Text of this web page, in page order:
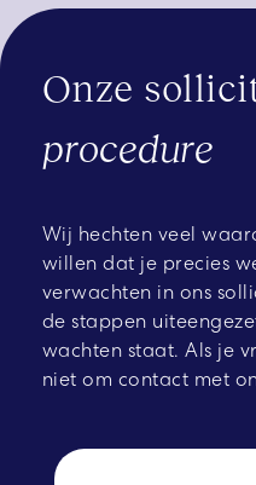
Onze
procedure
Wij hechten veel
willen dat je precies
verwachten in ons
de stappen
wachten staat. Als je
niet om contact met